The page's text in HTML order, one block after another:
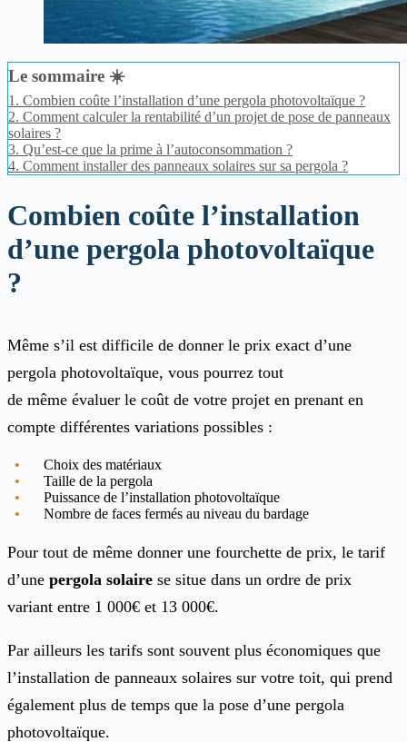
Le sommaire ☀️
1. Combien coûte l’installation d’une pergola photovoltaïque ?
2. Comment calculer la rentabilité d’un projet de pose de panneaux
solaires ?
3. Qu’est-ce que la prime à l’autoconsommation ?
4. Comment installer des panneaux solaires sur sa pergola ?
Combien coûte l’installation
d’une pergola photovoltaïque
?
Même s’il est difficile de donner le prix exact d’une
pergola photovoltaïque, vous pourrez tout
de même évaluer le coût de votre projet en prenant en
compte différentes variations possibles :
Choix des matériaux
Taille de la pergola
Puissance de l’installation photovoltaïque
Nombre de faces fermés au niveau du bardage
Pour tout de même donner une fourchette de prix, le tarif
d’une pergola solaire se situe dans un ordre de prix
variant entre 1 000€ et 13 000€.
Par ailleurs les tarifs sont souvent plus économiques que
l’installation de panneaux solaires sur votre toit, qui prend
également plus de temps que la pose d’une pergola
photovoltaïque.